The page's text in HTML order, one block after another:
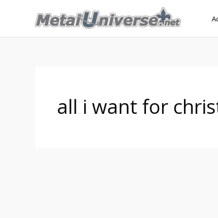
all i want for